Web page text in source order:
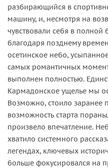
разбирающийся в
машину, и, несмотря на
чувствовали себя в полной
благодаря позднему
осетинское небо,
самых романтичных
выполнен полностью.
Кармадонское ущелье мы
Возможно, стоило заранее
возможность старта
произвело впечатление.
хватило системного
легендах, ключевых
больше фокусировался на